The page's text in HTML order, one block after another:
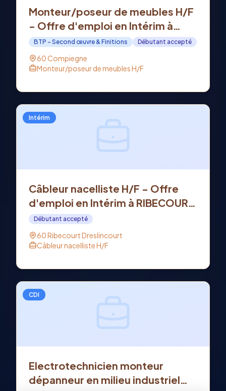
Monteur/poseur de meubles H/F
- Offre d'emploi en Intérim à
COMPIEGNE (60)
BTP - Second œuvre & Finitions Débutant accepté
60 Compiegne
Monteur/poseur de meubles H/F
Intérim
Câbleur nacelliste H/F - Offre
d'emploi en Intérim à RIBECOURT
DRESLINCOURT (60)
Débutant accepté
60 Ribecourt Dreslincourt
Câbleur nacelliste H/F
CDI
Electrotechnicien monteur
dépanneur en milieu industriel